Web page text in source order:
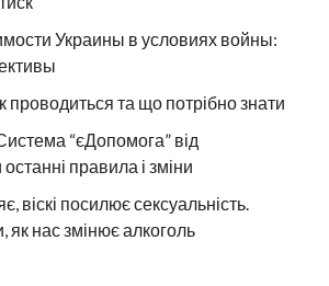
Украины в условиях войны:
проводиться та що потрібно знати
“єДопомога” від
правила і зміни
віскі посилює сексуальність.
як нас змінює алкоголь